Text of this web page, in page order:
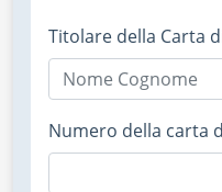
Titolare della Carta
Numero della carta